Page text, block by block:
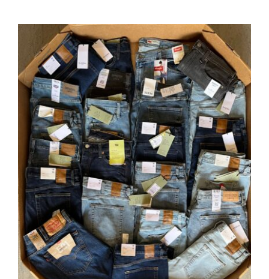
50 piezas de juguetes para niños